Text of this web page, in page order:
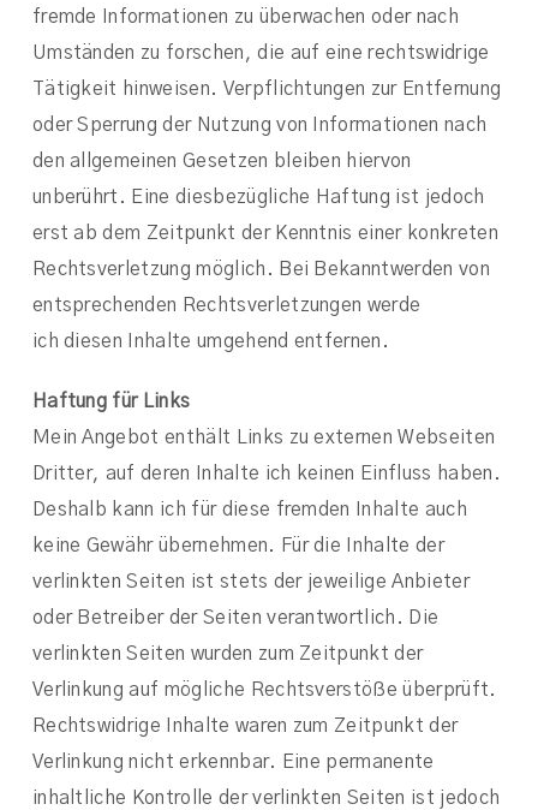
fremde Informationen zu überwachen oder nach
Umständen zu forschen, die auf eine rechtswidrige
Tätigkeit hinweisen. Verpflichtungen zur Entfernung
oder Sperrung der Nutzung von Informationen nach
den allgemeinen Gesetzen bleiben hiervon
unberührt. Eine diesbezügliche Haftung ist jedoch
erst ab dem Zeitpunkt der Kenntnis einer konkreten
Rechtsverletzung möglich. Bei Bekanntwerden von
entsprechenden Rechtsverletzungen werde
ich diesen Inhalte umgehend entfernen.
Haftung für Links
Mein Angebot enthält Links zu externen Webseiten
Dritter, auf deren Inhalte ich keinen Einfluss haben.
Deshalb kann ich für diese fremden Inhalte auch
keine Gewähr übernehmen. Für die Inhalte der
verlinkten Seiten ist stets der jeweilige Anbieter
oder Betreiber der Seiten verantwortlich. Die
verlinkten Seiten wurden zum Zeitpunkt der
Verlinkung auf mögliche Rechtsverstöße überprüft.
Rechtswidrige Inhalte waren zum Zeitpunkt der
Verlinkung nicht erkennbar. Eine permanente
inhaltliche Kontrolle der verlinkten Seiten ist jedoch